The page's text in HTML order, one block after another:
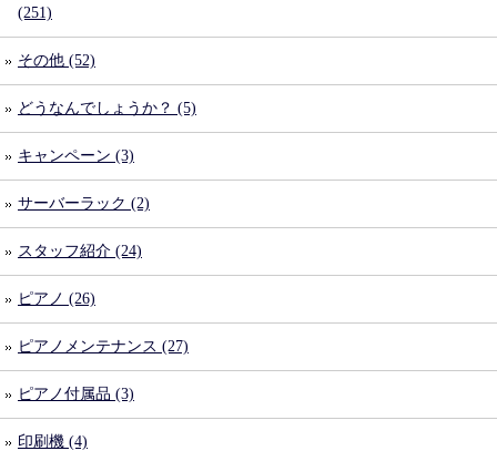
(251)
その他 (52)
どうなんでしょうか？ (5)
キャンペーン (3)
サーバーラック (2)
スタッフ紹介 (24)
ピアノ (26)
ピアノメンテナンス (27)
ピアノ付属品 (3)
印刷機 (4)